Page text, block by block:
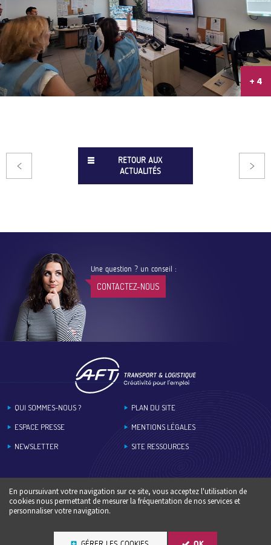
+ 4
RETOUR AUX
ACTUALITÉS
Une question ? un conseil :
CONTACTEZ-NOUS
QUI SOMMES-NOUS ?
ESPACE PRESSE
NEWSLETTER
PLAN DU SITE
MENTIONS LÉGALES
SITE RESSOURCES
En poursuivant votre navigation sur ce site, vous acceptez l'utilisation de
cookies nous permettant de mesurer la fréquentation de nos services et
personnaliser votre navigation.